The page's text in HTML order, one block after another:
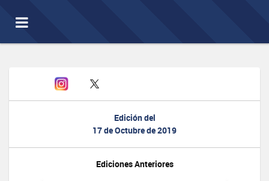
Toggle
navigation
Edición del
17 de Octubre de 2019
Ediciones Anteriores